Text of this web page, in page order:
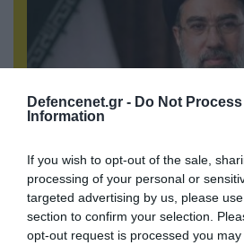
Defencenet.gr - Do Not
Information
If you wish to opt-out of the sale,
processing of your personal or
targeted advertising by us, please
section to confirm your selection.
opt-out request is processed you
09.08.2026 | 18:02
Το Ιράν δημοσίευσε βίντεο
Χαμενεΐ